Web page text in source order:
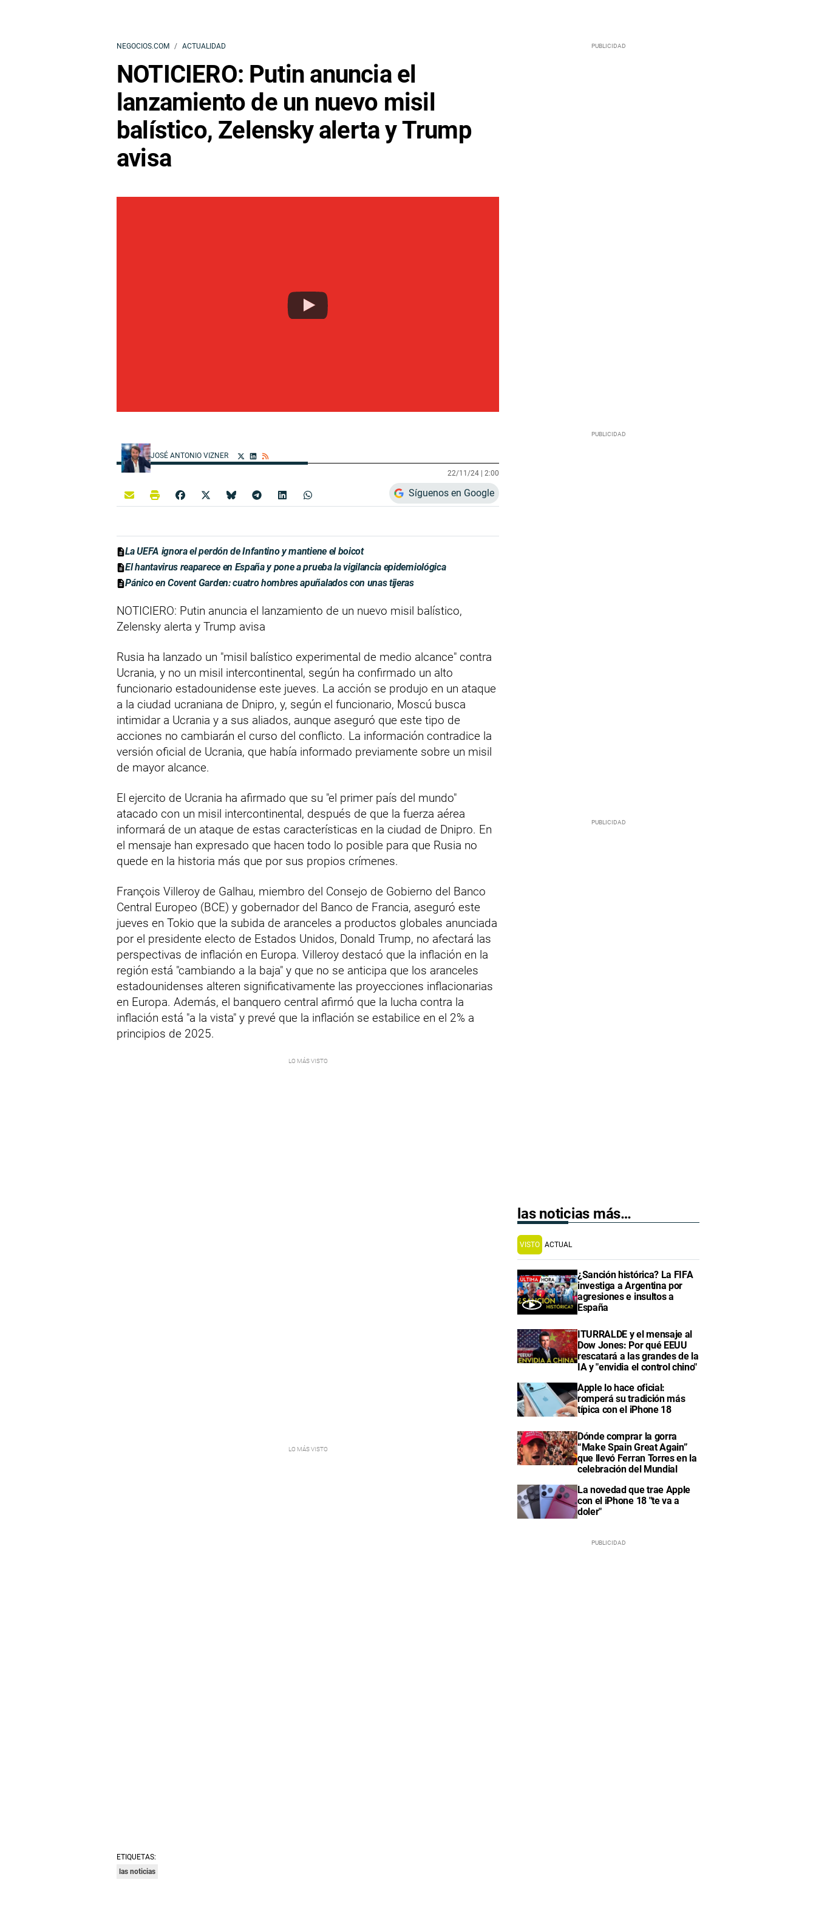
NEGOCIOS.COM ACTUALIDAD
NOTICIERO: Putin anuncia el
lanzamiento de un nuevo misil
balístico, Zelensky alerta y Trump
avisa
JOSÉ ANTONIO VIZNER
22/11/24 | 2:00
Síguenos en Google
La UEFA ignora el perdón de Infantino y mantiene el boicot
El hantavirus reaparece en España y pone a prueba la vigilancia epidemiológica
Pánico en Covent Garden: cuatro hombres apuñalados con unas tijeras
NOTICIERO: Putin anuncia el lanzamiento de un nuevo misil balístico,
Zelensky alerta y Trump avisa
Rusia ha lanzado un "misil balístico experimental de medio alcance" contra
Ucrania, y no un misil intercontinental, según ha confirmado un alto
funcionario estadounidense este jueves. La acción se produjo en un ataque
a la ciudad ucraniana de Dnipro, y, según el funcionario, Moscú busca
intimidar a Ucrania y a sus aliados, aunque aseguró que este tipo de
acciones no cambiarán el curso del conflicto. La información contradice la
versión oficial de Ucrania, que había informado previamente sobre un misil
de mayor alcance.
El ejercito de Ucrania ha afirmado que su "el primer país del mundo"
atacado con un misil intercontinental, después de que la fuerza aérea
informará de un ataque de estas características en la ciudad de Dnipro. En
el mensaje han expresado que hacen todo lo posible para que Rusia no
quede en la historia más que por sus propios crímenes.
François Villeroy de Galhau, miembro del Consejo de Gobierno del Banco
Central Europeo (BCE) y gobernador del Banco de Francia, aseguró este
jueves en Tokio que la subida de aranceles a productos globales anunciada
por el presidente electo de Estados Unidos, Donald Trump, no afectará las
perspectivas de inflación en Europa. Villeroy destacó que la inflación en la
región está "cambiando a la baja" y que no se anticipa que los aranceles
estadounidenses alteren significativamente las proyecciones inflacionarias
en Europa. Además, el banquero central afirmó que la lucha contra la
inflación está "a la vista" y prevé que la inflación se estabilice en el 2% a
principios de 2025.
ETIQUETAS:
las noticias
las noticias más…
VISTO ACTUAL
¿Sanción histórica? La FIFA
investiga a Argentina por
agresiones e insultos a
España
ITURRALDE y el mensaje al
Dow Jones: Por qué EEUU
rescatará a las grandes de la
IA y "envidia el control chino"
Apple lo hace oficial:
romperá su tradición más
típica con el iPhone 18
Dónde comprar la gorra
“Make Spain Great Again”
que llevó Ferran Torres en la
celebración del Mundial
La novedad que trae Apple
con el iPhone 18 "te va a
doler"